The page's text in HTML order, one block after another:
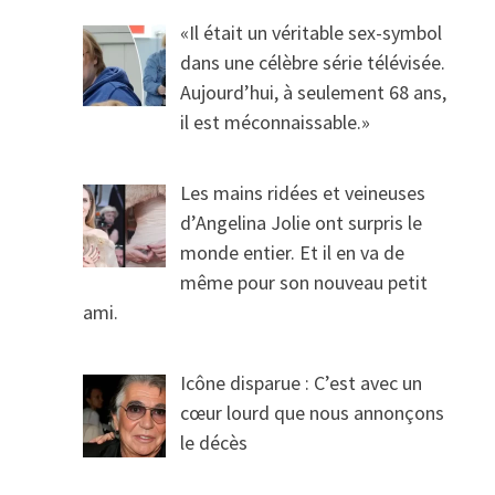
«Il était un véritable sex-symbol
dans une célèbre série télévisée.
Aujourd’hui, à seulement 68 ans,
il est méconnaissable.»
Les mains ridées et veineuses
d’Angelina Jolie ont surpris le
monde entier. Et il en va de
même pour son nouveau petit
ami.
Icône disparue : C’est avec un
cœur lourd que nous annonçons
le décès